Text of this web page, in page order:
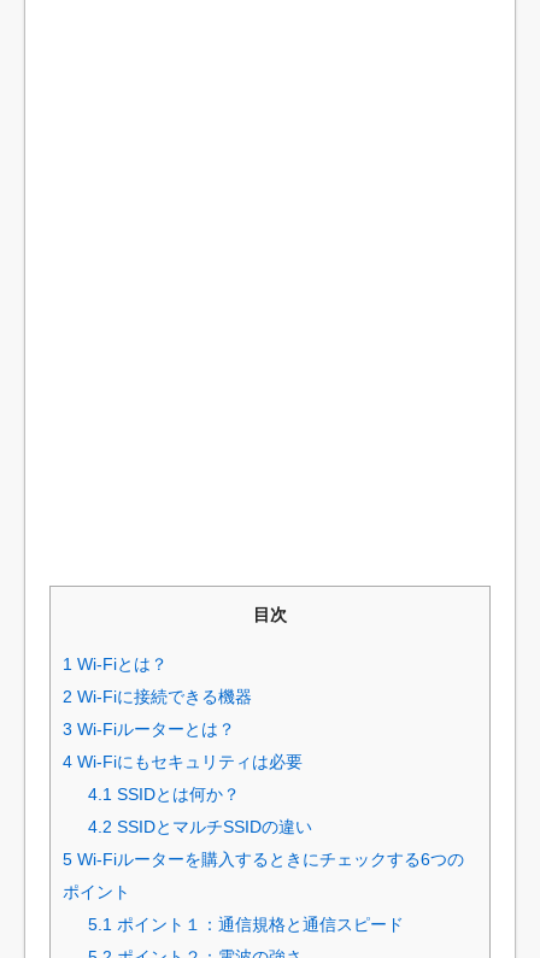
目次
1 Wi-Fiとは？
2 Wi-Fiに接続できる機器
3 Wi-Fiルーターとは？
4 Wi-Fiにもセキュリティは必要
4.1 SSIDとは何か？
4.2 SSIDとマルチSSIDの違い
5 Wi-Fiルーターを購入するときにチェックする6つの
ポイント
5.1 ポイント１：通信規格と通信スピード